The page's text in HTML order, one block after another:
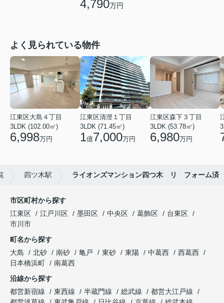
4,790万円
よく見られている物件
江東区大島４丁目
3LDK (102.00㎡)
6,998万円
江東区清澄１丁目
3LDK (71.45㎡)
1億7,000万円
江東区森下３丁目
3LDK (53.78㎡)
6,980万円
四ツ木駅 ライオンズマンション四つ木 リ フォーム済
市区町村から探す
江東区
江戸川区 墨田区 中央区 葛飾区
台東区
市川市
町名から探す
大島
北砂 南砂 亀戸 東砂 東陽 中葛西
西葛西
日本橋浜町
南葛西
沿線から探す
都営新宿線
東西線 半蔵門線 総武線
都営大江戸線